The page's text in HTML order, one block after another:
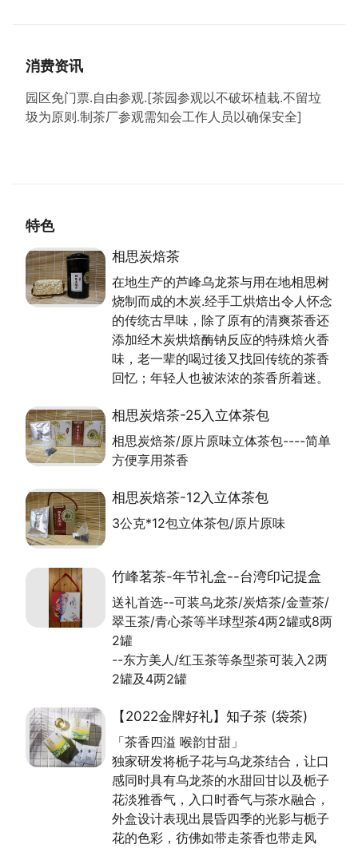
农业等时期依旧维持茶业经营：唯因应时代需求而增加
新品种种植：如台茶12号、13号、18号等口味多样化
之需求而增加茶叶制造品项：如乌龙茶.绿茶.红茶.东方
消费资讯
园区免门票.自由参观.[茶园参观以不破坏植栽.不留垃
圾为原则.制茶厂参观需知会工作人员以确保安全]
特色
相思炭焙茶
在地生产的芦峰乌龙茶与用在地相思树
烧制而成的木炭.经手工烘焙出令人怀念
的传统古早味，除了原有的清爽茶香还
添加经木炭烘焙酶钠反应的特殊焙火香
味，老一辈的喝过後又找回传统的茶香
回忆；年轻人也被浓浓的茶香所着迷。
相思炭焙茶-25入立体茶包
相思炭焙茶/原片原味立体茶包----简单
方便享用茶香
相思炭焙茶-12入立体茶包
3公克*12包立体茶包/原片原味
竹峰茗茶-年节礼盒--台湾印记提盒
送礼首选--可装乌龙茶/炭焙茶/金萱茶/
翠玉茶/青心茶等半球型茶4两2罐或8两
2罐
--东方美人/红玉茶等条型茶可装入2两
2罐及4两2罐
【2022金牌好礼】知子茶 (袋茶)
「茶香四溢 喉韵甘甜」
独家研发将栀子花与乌龙茶结合，让口
感同时具有乌龙茶的水甜回甘以及栀子
花淡雅香气，入口时香气与茶水融合，
外盒设计表现出晨昏四季的光影与栀子
花的色彩，彷佛如带走茶香也带走风